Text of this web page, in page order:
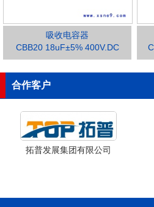
吸收电容器
CBB20 18uF±5% 400V.DC
合作客户
拓普发展集团有限公司